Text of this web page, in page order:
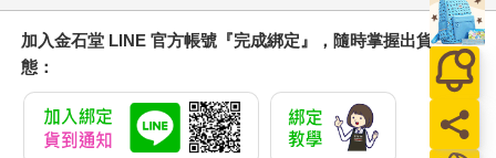
加入金石堂 LINE 官方帳號『完成綁定』，隨時掌握出貨動
態：